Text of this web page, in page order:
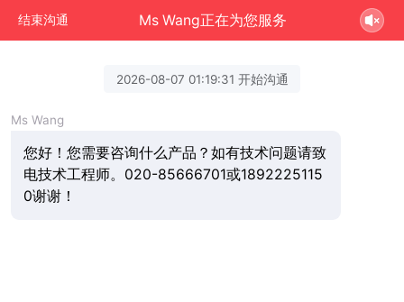
结束沟通 Ms Wang正在为您服务
2026-08-07 01:19:31 开始沟通
Ms Wang
您好！您需要咨询什么产品？如有技术问题请致
电技术工程师。020-85666701或1892225115
0谢谢！